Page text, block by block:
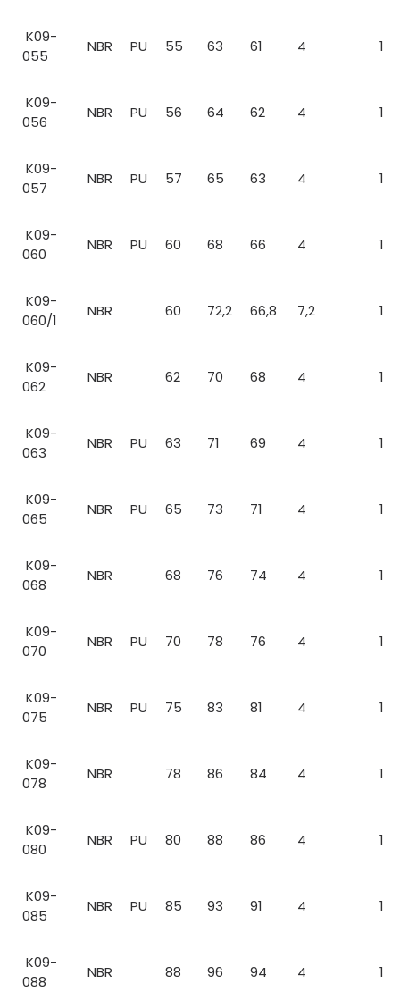
K09-
055
NBR PU 55 63 61 4 1
K09-
056
NBR PU 56 64 62 4 1
K09-
057
NBR PU 57 65 63 4 1
K09-
060
NBR PU 60 68 66 4 1
K09-
060/1
NBR 60 72,2 66,8 7,2 1
K09-
062
NBR 62 70 68 4 1
K09-
063
NBR PU 63 71 69 4 1
K09-
065
NBR PU 65 73 71 4 1
K09-
068
NBR 68 76 74 4 1
K09-
070
NBR PU 70 78 76 4 1
K09-
075
NBR PU 75 83 81 4 1
K09-
078
NBR 78 86 84 4 1
K09-
080
NBR PU 80 88 86 4 1
K09-
085
NBR PU 85 93 91 4 1
K09-
088
NBR 88 96 94 4 1